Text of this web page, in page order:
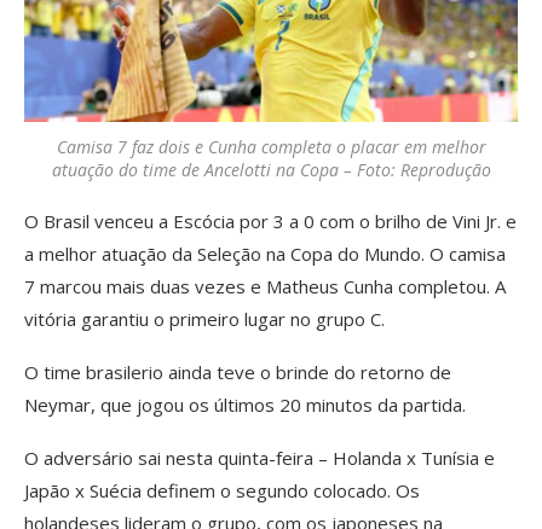
Camisa 7 faz dois e Cunha completa o placar em melhor
atuação do time de Ancelotti na Copa – Foto: Reprodução
O Brasil venceu a Escócia por 3 a 0 com o brilho de Vini Jr. e
a melhor atuação da Seleção na Copa do Mundo. O camisa
7 marcou mais duas vezes e Matheus Cunha completou. A
vitória garantiu o primeiro lugar no grupo C.
O time brasilerio ainda teve o brinde do retorno de
Neymar, que jogou os últimos 20 minutos da partida.
O adversário sai nesta quinta-feira – Holanda x Tunísia e
Japão x Suécia definem o segundo colocado. Os
holandeses lideram o grupo, com os japoneses na